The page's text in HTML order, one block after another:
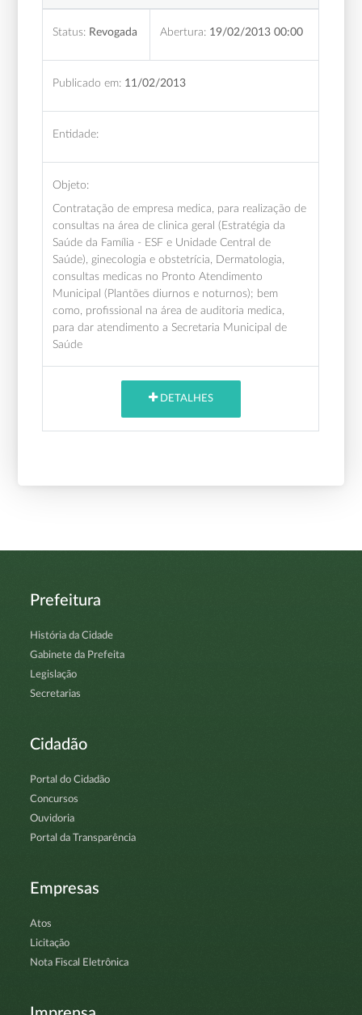
Status: Revogada Abertura: 19/02/2013 00:00
Publicado em: 11/02/2013
Entidade:
Objeto:
Contratação de empresa medica, para realização de
consultas na área de clinica geral (Estratégia da
Saúde da Família - ESF e Unidade Central de
Saúde), ginecologia e obstetrícia, Dermatologia,
consultas medicas no Pronto Atendimento
Municipal (Plantões diurnos e noturnos); bem
como, profissional na área de auditoria medica,
para dar atendimento a Secretaria Municipal de
Saúde
DETALHES
Prefeitura
História da Cidade
Gabinete da Prefeita
Legislação
Secretarias
Cidadão
Portal do Cidadão
Concursos
Ouvidoria
Portal da Transparência
Empresas
Atos
Licitação
Nota Fiscal Eletrônica